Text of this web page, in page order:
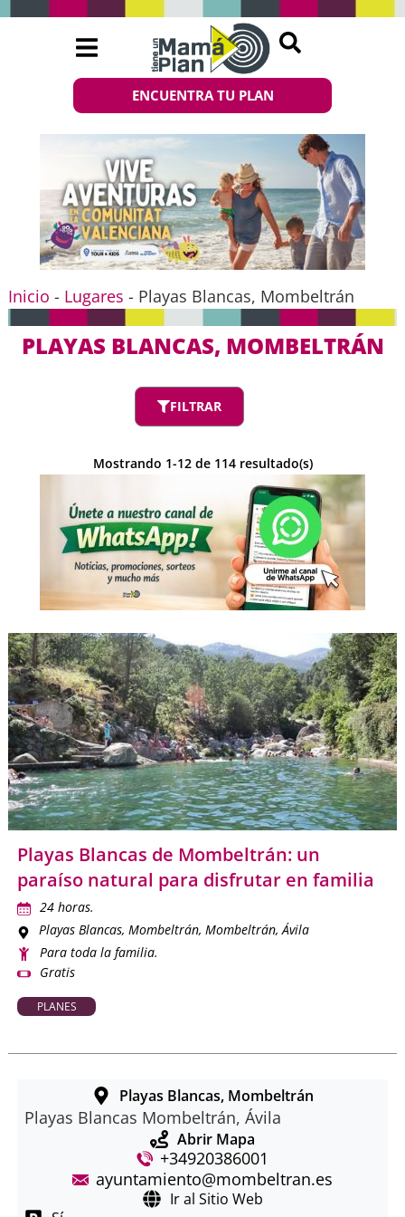
ENCUENTRA TU PLAN
Inicio - Lugares - Playas Blancas, Mombeltrán
PLAYAS BLANCAS, MOMBELTRÁN
FILTRAR
Mostrando 1-12de 114resultado(s)
Playas Blancas de Mombeltrán: un
paraíso natural para disfrutar en familia
24 horas.
Playas Blancas, Mombeltrán, Mombeltrán, Ávila
Para toda la familia.
Gratis
PLANES
Playas Blancas, Mombeltrán
Playas Blancas Mombeltrán, Ávila
Abrir Mapa
+34920386001
ayuntamiento@mombeltran.es
Ir al Sitio Web